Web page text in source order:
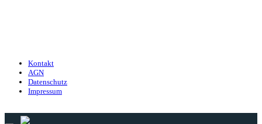
Kontakt
AGN
Datenschutz
Impressum